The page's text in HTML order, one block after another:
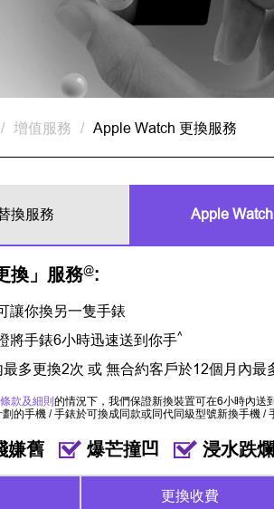
/ 增值服務 / Apple Watch 更換服務
換服務 Apple
換」服務@:
讓你換另一隻手錶
將手錶6小時迅速送到你手^
多更換2次 或 無合約客戶於12個月內最
條款及細則 的情況下，我們保證新換裝置可在6小時內送
的手機 / 手錶於可換成同款或同代同級型號新換手機 /
嫌舊 爆芒撞凹 浸水跌
更換收費